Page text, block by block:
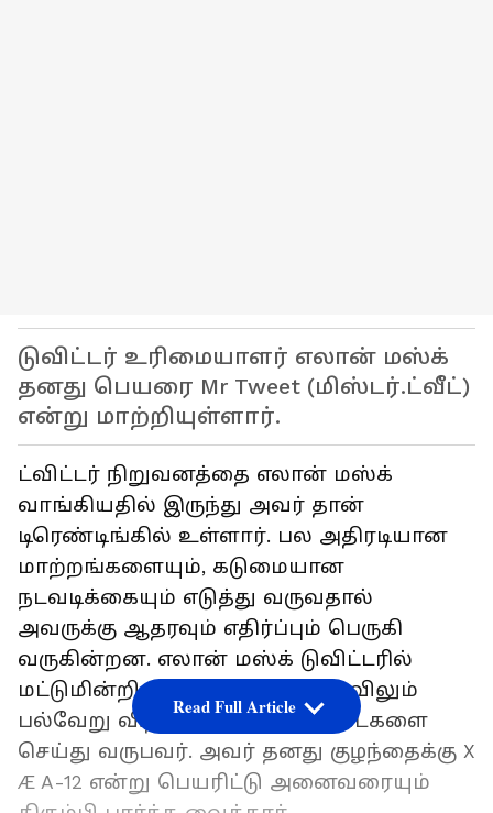
டுவிட்டர் உரிமையாளர் எலான் மஸ்க்
தனது பெயரை Mr Tweet (மிஸ்டர்.ட்வீட்)
என்று மாற்றியுள்ளார்.
ட்விட்டர் நிறுவனத்தை எலான் மஸ்க்
வாங்கியதில் இருந்து அவர் தான்
டிரெண்டிங்கில் உள்ளார். பல அதிரடியான
மாற்றங்களையும், கடுமையான
நடவடிக்கையும் எடுத்து வருவதால்
அவருக்கு ஆதரவும் எதிர்ப்பும் பெருகி
வருகின்றன. எலான் மஸ்க் டுவிட்டரில்
மட்டுமின்றி தனது சொந்த வாழ்விலும்
பல்வேறு வித்தியாசமான சேட்டைகளை
செய்து வருபவர். அவர் தனது குழந்தைக்கு X
Æ A-12 என்று பெயரிட்டு அனைவரையும்
Read Full Article